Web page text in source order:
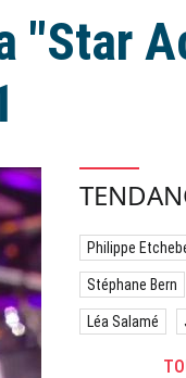
"Star
Philippe
Stéphane Bern
Léa Salamé